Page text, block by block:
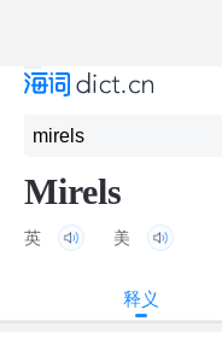
Mirels
英 美
释义